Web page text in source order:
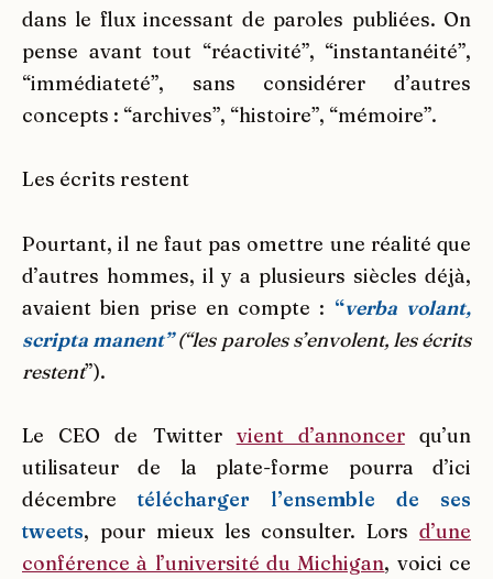
dans le flux incessant de paroles publiées. On
pense avant tout “réactivité”, “instantanéité”,
“immédiateté”, sans considérer d’autres
concepts : “archives”, “histoire”, “mémoire”.
Les écrits restent
Pourtant, il ne faut pas omettre une réalité que
d’autres hommes, il y a plusieurs siècles déjà,
avaient bien prise en compte : “verba volant,
scripta manent”(“les paroles s’envolent, les écrits
restent”).
Le CEO de Twitter vient d’annoncerqu’un
utilisateur de la plate-forme pourra d’ici
décembre télécharger l’ensemble de ses
tweets, pour mieux les consulter. Lors d’une
conférence à l’université du Michigan, voici ce